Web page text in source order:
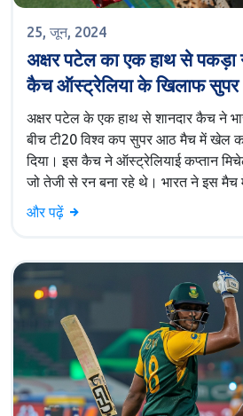
25, जून, 2024
अक्षर पटेल का एक हाथ से पकड़ा
कैच ऑस्ट्रेलिया के खिलाफ सुपर
को बदलता है
अक्षर पटेल के एक हाथ से शानदार कैच ने
बीच टी20 विश्व कप सुपर आठ मैच में खेल
दिया। इस कैच ने ऑस्ट्रेलियाई कप्तान
जो तेजी से रन बना रहे थे। भारत ने इस मैच
सेमीफाइनल में अपनी जगह सुनिश्चित की।
और पढ़ें